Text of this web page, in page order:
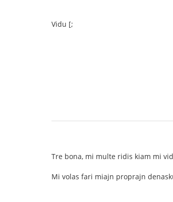
Vidu [;
Tre bona, mi multe ridis kiam mi
Mi volas fari miajn proprajn